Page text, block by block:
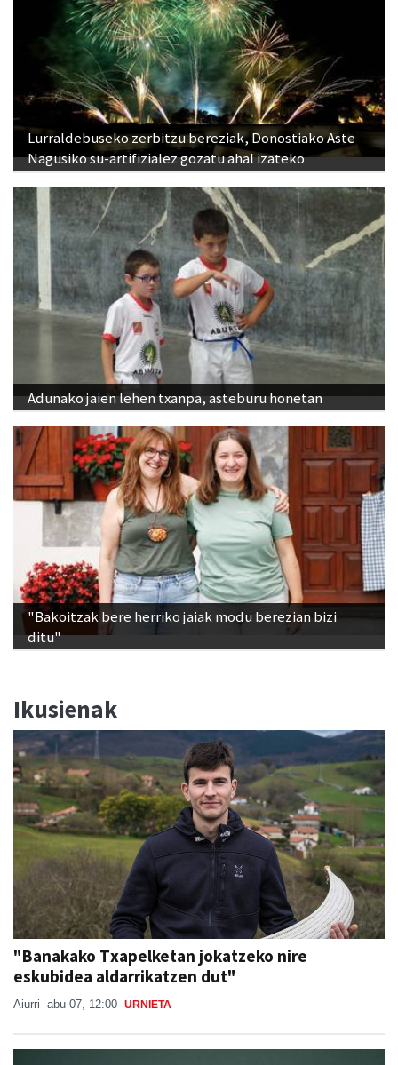
Lurraldebuseko zerbitzu bereziak, Donostiako Aste
Nagusiko su-artifizialez gozatu ahal izateko
Adunako jaien lehen txanpa, asteburu honetan
"Bakoitzak bere herriko jaiak modu berezian bizi
ditu"
Ikusienak
"Banakako Txapelketan jokatzeko nire
eskubidea aldarrikatzen dut"
Aiurri abu 07, 12:00 URNIETA